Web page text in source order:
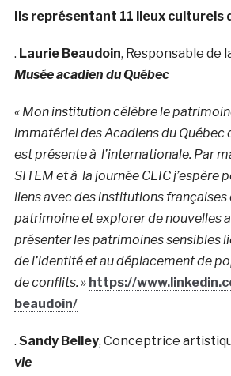
Ils représentant 11 lieux culturels
. Laurie Beaudoin, Responsable de
Musée acadien du Québec
« Mon institution célèbre le
immatériel des Acadiens du Québec
est présente à l’internationale. Par
SITEM et à la journée CLIC j’espère
liens avec des institutions
patrimoine et explorer de nouvelles
présenter les patrimoines sensibles
de l’identité et au déplacement de
de conflits. » https://
beaudoin/
. Sandy Belley, Conceptrice
vie